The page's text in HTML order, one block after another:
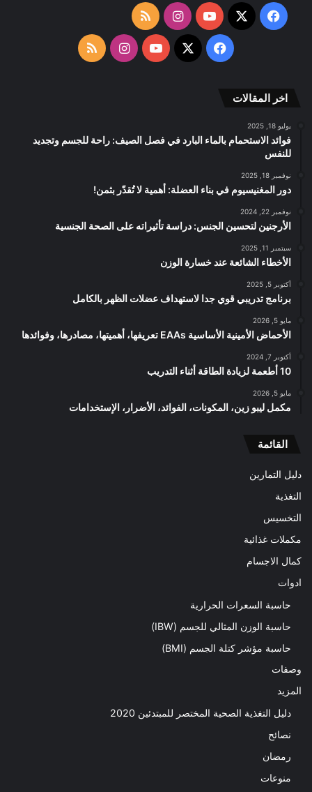
فيسبوك
‫X
‫YouTubeانستقرامملخص
الموقع
فيسبوك
‫X
‫YouTubeانستقرامملخص
اخر المقالات
يوليو 18, 2025
فوائد الاستحمام بالماء البارد في فصل الصيف: راحة للجسم وتجديد
للنفس
نوفمبر 18, 2025
دور المغنيسيوم في بناء العضلة: أهمية لا تُقدّر بثمن!
نوفمبر 22, 2024
الأرجنين لتحسين الجنس: دراسة تأثيراته على الصحة الجنسية
سبتمبر 11, 2025
الأخطاء الشائعة عند خسارة الوزن
أكتوبر 5, 2025
برنامج تدريبي قوي جدا لاستهداف عضلات الظهر بالكامل
مايو 5, 2026
الأحماض الأمينية الأساسية EAAs تعريفها، أهميتها، مصادرها، وفوائدها
أكتوبر 7, 2024
10 أطعمة لزيادة الطاقة أثناء التدريب
مايو 5, 2026
مكمل ليبو زين، المكونات، الفوائد، الأضرار، الإستخدامات
القائمة
دليل التمارين
التغذية
التخسيس
مكملات غذائية
كمال الاجسام
ادوات
حاسبة السعرات الحرارية
حاسبة الوزن المثالي للجسم (IBW)
حاسبة مؤشر كتلة الجسم (BMI)
وصفات
المزيد
دليل التغذية الصحية المختصر للمبتدئين 2020​
نصائح
رمضان
منوعات